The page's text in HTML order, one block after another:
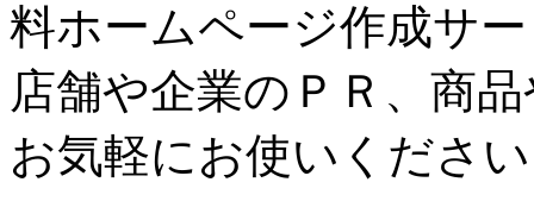
料ホームページ作成サ
店舗や企業のＰＲ、商
お気軽にお使いくださ